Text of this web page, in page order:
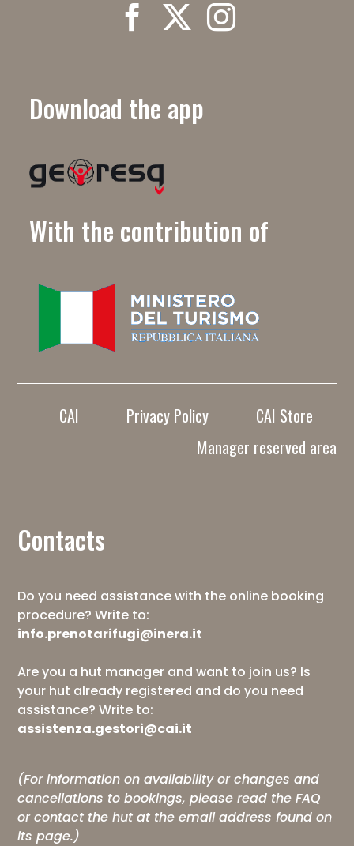
Download the app
With the contribution of
CAI Privacy Policy
CAI Store
Manager reserved area
Contacts
Do you need assistance with the online booking
procedure? Write to:
info.prenotarifugi@inera.it
Are you a hut manager and want to join us? Is
your hut already registered and do you need
assistance? Write to:
assistenza.gestori@cai.it
(For information on availability or changes and
cancellations to bookings, please read theFAQ
or contact the hut at the email address found on
its page.)